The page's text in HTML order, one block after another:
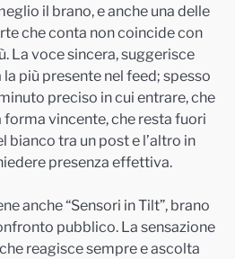
il brano, e anche una delle
che conta non coincide con
La voce sincera, suggerisce
più presente nel feed; spesso
preciso in cui entrare, che
forma vincente, che resta fuori
bianco tra un post e l’altro in
presenza effettiva.
anche “Sensori in Tilt”, brano
pubblico. La sensazione
reagisce sempre e ascolta